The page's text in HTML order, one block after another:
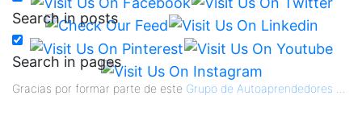
Search in posts
Search in pages
Gracias por formar parte de este Grupo de Autoaprendedores